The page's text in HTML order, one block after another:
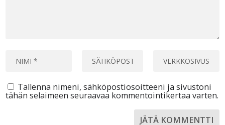
Tallenna nimeni, sähköpostiosoitteeni ja sivustoni
tähän selaimeen seuraavaa kommentointikertaa varten.